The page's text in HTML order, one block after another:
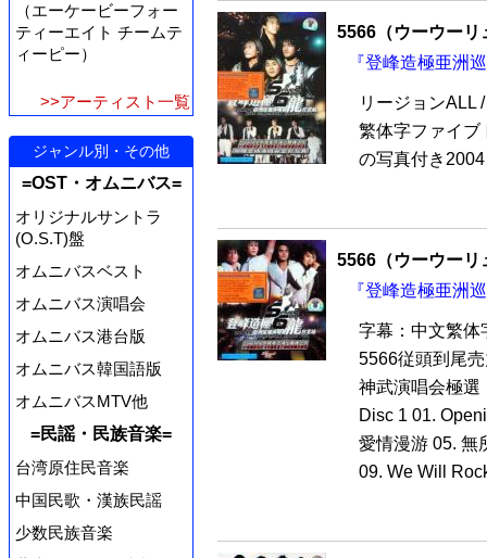
（エーケービーフォー
ティーエイト チームテ
ィーピー）
>>アーティスト一覧
ジャンル別・その他
=OST・オムニバス=
オリジナルサントラ
(O.S.T)盤
オムニバスベスト
オムニバス演唱会
オムニバス港台版
オムニバス韓国語版
オムニバスMTV他
=民謡・民族音楽=
台湾原住民音楽
中国民歌・漢族民謡
少数民族音楽
5566（ウーウーリ
『登峰造極亜洲
リージョンALL
繁体字ファイブ
の写真付き
5566（ウーウーリ
『登峰造極亜洲
字幕：中文繁体
5566従頭到尾
神武演唱会極選
Disc 1 01.
愛情漫游 05. 無
09. We Will